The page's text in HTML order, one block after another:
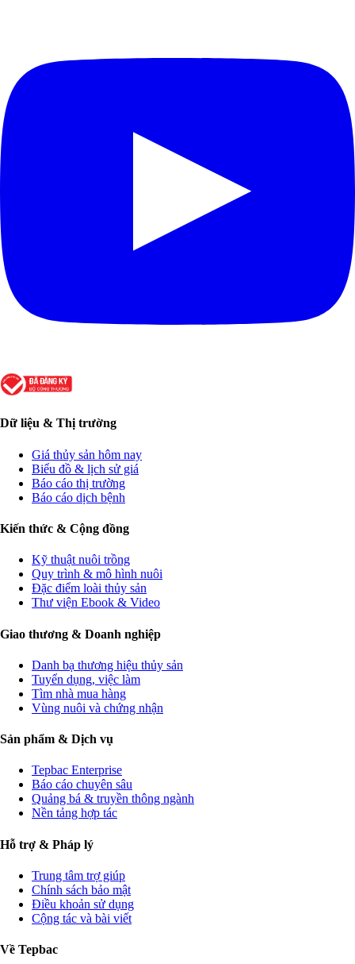
Dữ liệu & Thị trường
Giá thủy sản hôm nay
Biểu đồ & lịch sử giá
Báo cáo thị trường
Báo cáo dịch bệnh
Kiến thức & Cộng đồng
Kỹ thuật nuôi trồng
Quy trình & mô hình nuôi
Đặc điểm loài thủy sản
Thư viện Ebook & Video
Giao thương & Doanh nghiệp
Danh bạ thương hiệu thủy sản
Tuyển dụng, việc làm
Tìm nhà mua hàng
Vùng nuôi và chứng nhận
Sản phẩm & Dịch vụ
Tepbac Enterprise
Báo cáo chuyên sâu
Quảng bá & truyền thông ngành
Nền tảng hợp tác
Hỗ trợ & Pháp lý
Trung tâm trợ giúp
Chính sách bảo mật
Điều khoản sử dụng
Cộng tác và bài viết
Về Tepbac